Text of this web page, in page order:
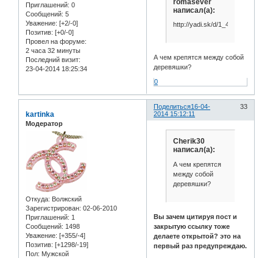
Приглашений: 0
Сообщений: 5
Уважение: [+2/-0]
Позитив: [+0/-0]
Провел на форуме:
2 часа 32 минуты
Последний визит:
23-04-2014 18:25:34
написал(а):
http://yadi.sk/d/1_40k2TbKi9V7
А чем крепятся между собой
деревяшки?
0
Поделиться 33
16-04-
2014 15:12:11
kartinka
Модератор
Откуда: Волжский
Зарегистрирован: 02-06-2010
Приглашений: 1
Сообщений: 1498
Уважение: [+355/-4]
Позитив: [+1298/-19]
Пол: Мужской
Cherik30
написал(а):
А чем крепятся
между собой
деревяшки?
Вы зачем цитируя пост и
закрытую ссылку тоже
делаете открытой? это на
первый раз предупреждаю.